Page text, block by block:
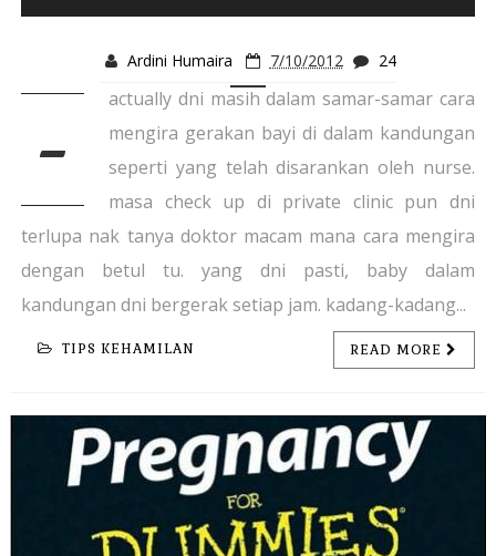
Ardini Humaira 7/10/2012 24
-
actually dni masih dalam samar-samar cara
mengira gerakan bayi di dalam kandungan
seperti yang telah disarankan oleh nurse.
masa check up di private clinic pun dni
terlupa nak tanya doktor macam mana cara mengira
dengan betul tu. yang dni pasti, baby dalam
kandungan dni bergerak setiap jam. kadang-kadang...
TIPS KEHAMILAN READ MORE